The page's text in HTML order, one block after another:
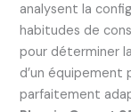
analysent la
habitudes de
pour déterminer
d’un
parfaitement